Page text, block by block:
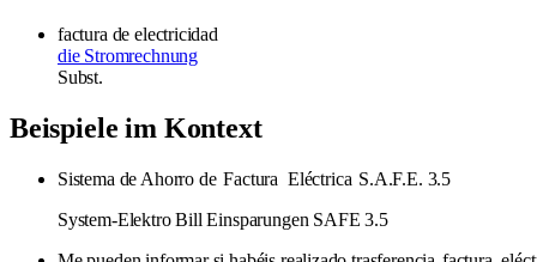
factura de electricidad
die Stromrechnung
Subst.
Beispiele im Kontext
Sistema de Ahorro de Factura Eléctrica S.A.F.E. 3.5
System-Elektro Bill Einsparungen SAFE 3.5